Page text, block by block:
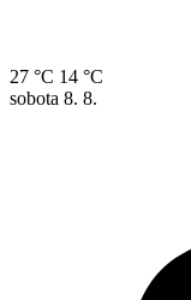
27 °C 14 °C
sobota 8. 8.